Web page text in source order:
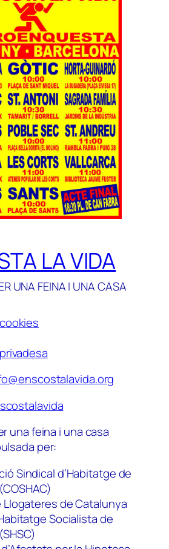
LA VIDA
UNA FEINA I UNA CASA
una feina i una casa
per:
Sindical d’Habitatge de
de Catalunya
Socialista de